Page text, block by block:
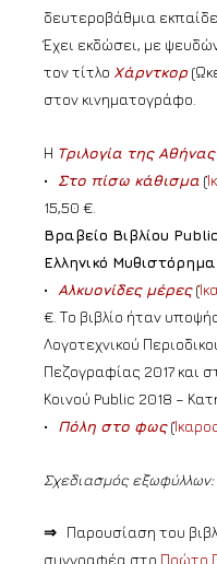
δευτεροβάθμια
Έχει εκδώσει, με
τον τίτλο Χάρντκορ
στον κινηματογράφο.
Η Τριλογία της Αθήνας
• Στο πίσω κάθισμα (
15,50 €.
Βραβείο Βιβλίου
Ελληνικό Μυθιστόρημα
• Αλκυονίδες μέρες (
€. Το βιβλίο ήταν
Λογοτεχνικού
Πεζογραφίας 2017 και
Κοινού Public 2018 –
• Πόλη στο φως(
Σχεδιασμός εξωφύλλων:
⇒ Παρουσίαση του
συγγραφέα στο Πρώτο